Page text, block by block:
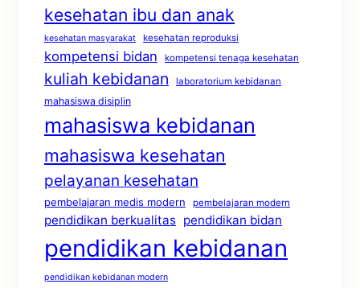
kesehatan ibu dan anak
kesehatan masyarakat kesehatan reproduksi
kompetensi bidan kompetensi tenaga kesehatan
kuliah kebidanan laboratorium kebidanan
mahasiswa disiplin
mahasiswa kebidanan
mahasiswa kesehatan
pelayanan kesehatan
pembelajaran medis modern pembelajaran modern
pendidikan berkualitas pendidikan bidan
pendidikan kebidanan
pendidikan kebidanan modern